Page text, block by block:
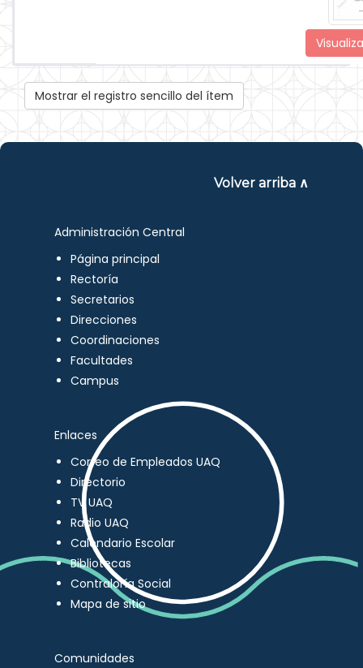
Mostrar el registro sencillo del ítem
Volver arriba ∧
Administración Central
Página principal
Rectoría
Secretarios
Direcciones
Coordinaciones
Facultades
Campus
Enlaces
Correo de Empleados UAQ
Directorio
TV UAQ
Radio UAQ
Calendario Escolar
Bibliotecas
Contraloría Social
Mapa de sitio
Comunidades